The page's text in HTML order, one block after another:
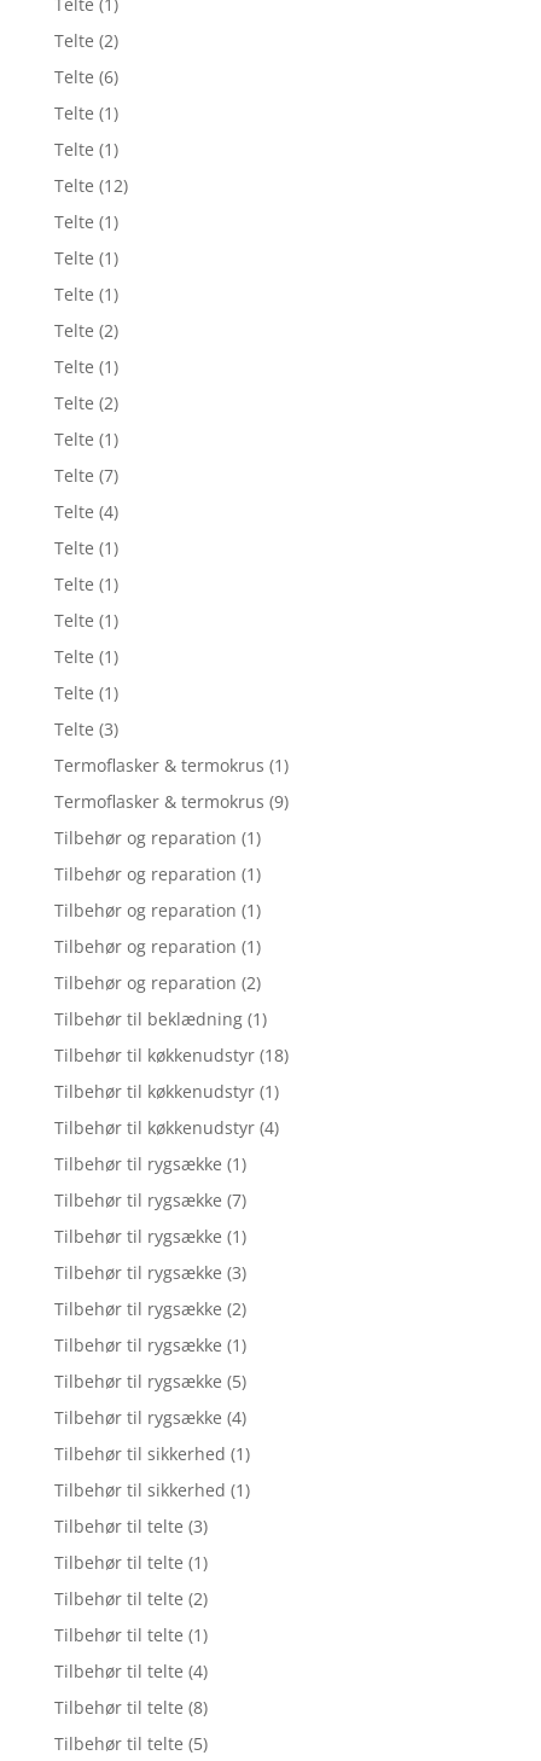
Telte (2)
Telte (6)
Telte (1)
Telte (1)
Telte (12)
Telte (1)
Telte (1)
Telte (1)
Telte (2)
Telte (1)
Telte (2)
Telte (1)
Telte (7)
Telte (4)
Telte (1)
Telte (1)
Telte (1)
Telte (1)
Telte (1)
Telte (3)
Termoflasker & termokrus (1)
Termoflasker & termokrus (9)
Tilbehør og reparation (1)
Tilbehør og reparation (1)
Tilbehør og reparation (1)
Tilbehør og reparation (1)
Tilbehør og reparation (2)
Tilbehør til beklædning (1)
Tilbehør til køkkenudstyr (18)
Tilbehør til køkkenudstyr (1)
Tilbehør til køkkenudstyr (4)
Tilbehør til rygsække (1)
Tilbehør til rygsække (7)
Tilbehør til rygsække (1)
Tilbehør til rygsække (3)
Tilbehør til rygsække (2)
Tilbehør til rygsække (1)
Tilbehør til rygsække (5)
Tilbehør til rygsække (4)
Tilbehør til sikkerhed (1)
Tilbehør til sikkerhed (1)
Tilbehør til telte (3)
Tilbehør til telte (1)
Tilbehør til telte (2)
Tilbehør til telte (1)
Tilbehør til telte (4)
Tilbehør til telte (8)
Tilbehør til telte (5)